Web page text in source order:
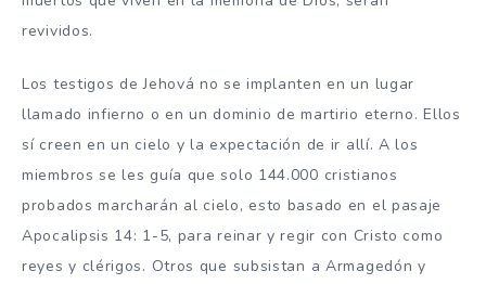
revividos.
Los testigos de Jehová no se implanten en un lugar
llamado infierno o en un dominio de martirio eterno. Ellos
sí creen en un cielo y la expectación de ir allí. A los
miembros se les guía que solo 144.000 cristianos
probados marcharán al cielo, esto basado en el pasaje
Apocalipsis 14: 1-5, para reinar y regir con Cristo como
reyes y clérigos. Otros que subsistan a Armagedón y